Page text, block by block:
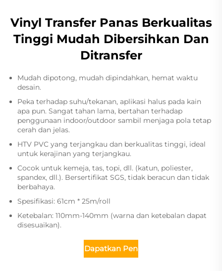
Vinyl Transfer Panas Berkualitas
Tinggi Mudah Dibersihkan Dan
Ditransfer
Mudah dipotong, mudah dipindahkan, hemat waktu
desain.
Peka terhadap suhu/tekanan, aplikasi halus pada kain
apa pun. Sangat tahan lama, bertahan terhadap
penggunaan indoor/outdoor sambil menjaga pola tetap
cerah dan jelas.
HTV PVC yang terjangkau dan berkualitas tinggi, ideal
untuk kerajinan yang terjangkau.
Cocok untuk kemeja, tas, topi, dll. (katun, poliester,
spandex, dll.). Bersertifikat SGS, tidak beracun dan tidak
berbahaya.
Spesifikasi: 61cm * 25m/roll
Ketebalan: 110mm-140mm (warna dan ketebalan dapat
disesuaikan).
Dapatkan Penawaran